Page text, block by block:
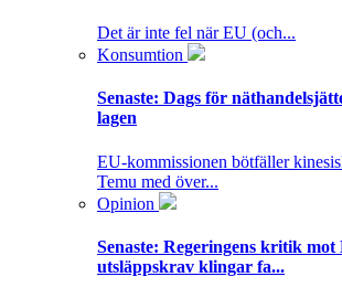
Det är inte fel när EU (och...
Konsumtion
Senaste: Dags för
lagen
EU-kommissionen bötfäller
Temu med över...
Opinion
Senaste: Regeringens kritik mot
utsläppskrav klingar fa...